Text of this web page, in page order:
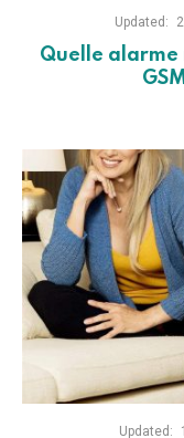
Updated:
Quelle alarme
Updated: